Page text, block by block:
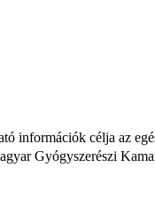
információk célja az
Gyógyszerészi